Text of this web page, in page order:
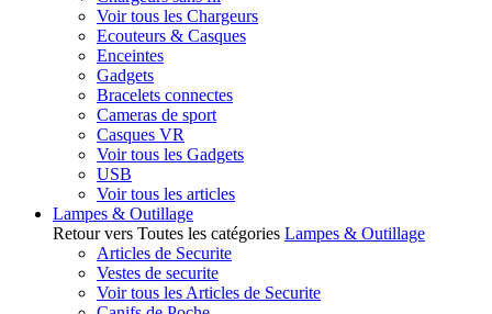
Voir tous les Chargeurs
Ecouteurs & Casques
Enceintes
Gadgets
Bracelets connectes
Cameras de sport
Casques VR
Voir tous les Gadgets
USB
Voir tous les articles
Lampes & Outillage
Retour vers Toutes les catégories Lampes & Outillage
Articles de Securite
Vestes de securite
Voir tous les Articles de Securite